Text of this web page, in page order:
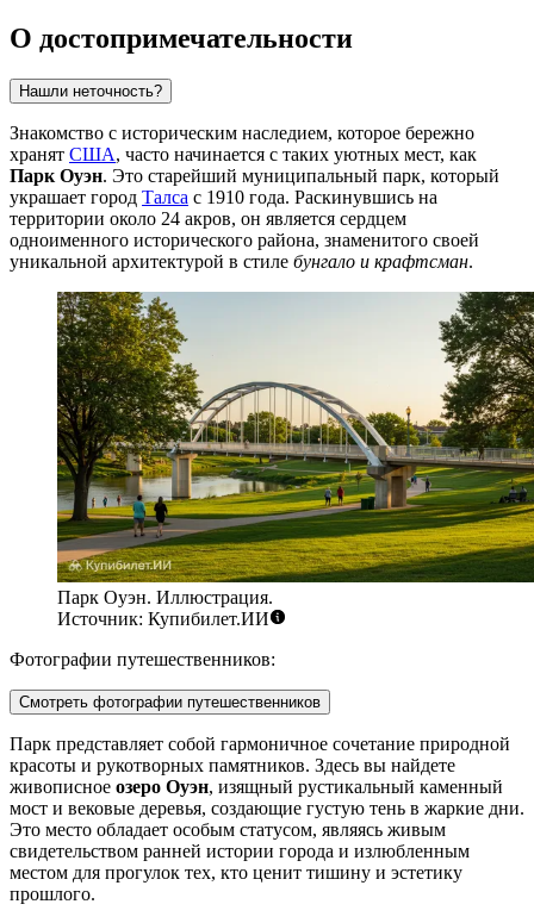
О достопримечательности
Нашли неточность?
Знакомство с историческим наследием, которое бережно
хранят США, часто начинается с таких уютных мест, как
Парк Оуэн. Это старейший муниципальный парк, который
украшает город Талса с 1910 года. Раскинувшись на
территории около 24 акров, он является сердцем
одноименного исторического района, знаменитого своей
уникальной архитектурой в стиле бунгало и крафтсман.
Парк Оуэн. Иллюстрация.
Источник: Купибилет.ИИ
Фотографии путешественников:
Смотреть фотографии путешественников
Парк представляет собой гармоничное сочетание природной
красоты и рукотворных памятников. Здесь вы найдете
живописное озеро Оуэн, изящный рустикальный каменный
мост и вековые деревья, создающие густую тень в жаркие дни.
Это место обладает особым статусом, являясь живым
свидетельством ранней истории города и излюбленным
местом для прогулок тех, кто ценит тишину и эстетику
прошлого.